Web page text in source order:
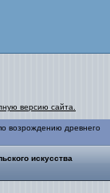
версию сайта.
возрождению древнего
искусства